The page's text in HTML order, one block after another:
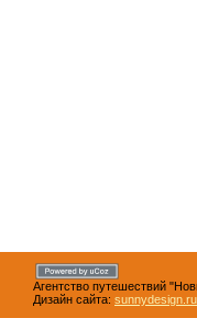
Агентство путешествий
Дизайн сайта: sunnydesign.ru